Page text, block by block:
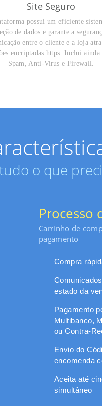
Site Seguro
possui um eficiente
de dados e garante a
entre o cliente e a loja
encriptadas https. Inclui
Spam, Anti-Virus e Firewall.
o que
Processo
Carrinho de
pagamento
Compra
estado da
Pagamento
Multibanco,
ou Contra-
Envio do
encomenda
Aceita até
simultâneo